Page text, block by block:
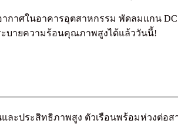
าศในอาคารอุตสาหกรรม พัดลมแกน
ะบายความร้อนคุณภาพสูงได้แล้ววันนี้!
ะประสิทธิภาพสูง ตัวเรือนพร้อมห่วงต่อส